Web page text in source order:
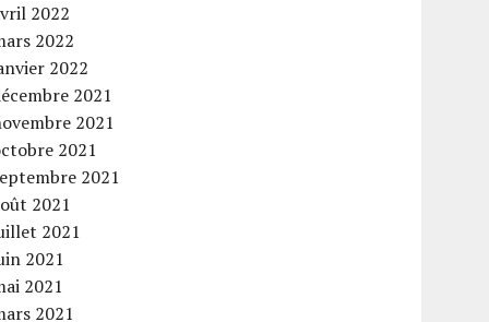
2022
2022
2022
2021
2021
2021
2021
2021
2021
2021
2021
2021